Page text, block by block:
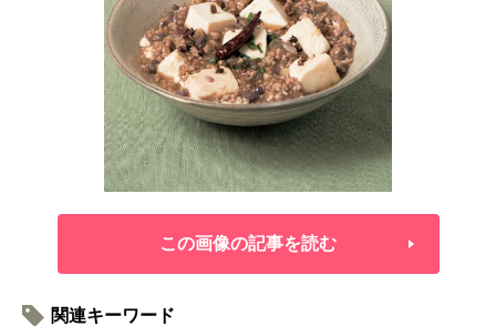
この画像の記事を読む
関連キーワード